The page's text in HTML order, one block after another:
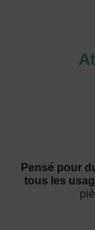
Pensé pour
tous les